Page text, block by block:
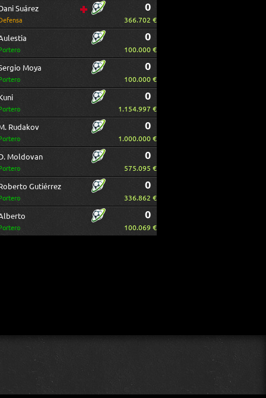
Suárez 0
366.702 €
0
100.000 €
Moya 0
100.000 €
0
1.154.997 €
Rudakov 0
1.000.000 €
Moldovan 0
575.095 €
Gutiérrez 0
336.862 €
0
100.069 €